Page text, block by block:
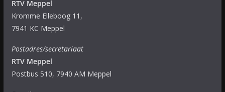
RTV Meppel
Kromme Elleboog 11,
7941 KC Meppel
Postadres/secretariaat
RTV Meppel
Postbus 510, 7940 AM Meppel